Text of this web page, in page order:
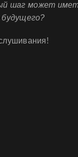
шаг может